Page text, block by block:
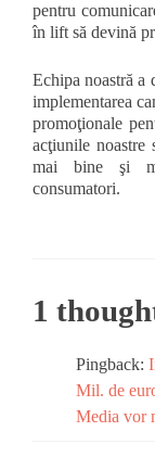
pentru
în lift să devină
Echipa noastră a
implementarea
promoţionale
acţiunile
mai bine şi
consumatori.
1
Pingback:
Mil. de
Media vor